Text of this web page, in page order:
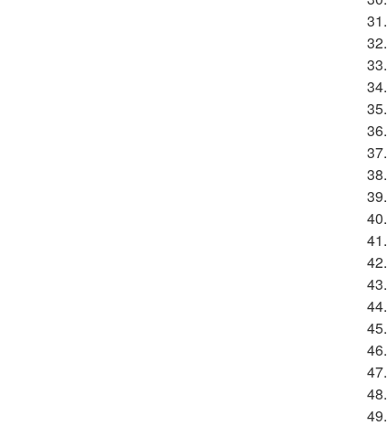
31.
32.
33.
34.
35.
36.
37.
38.
39.
40.
41.
42.
43.
44.
45.
46.
47.
48.
49.